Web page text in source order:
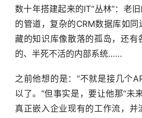
数十年搭建起来的IT“丛林”：老
的管道，复杂的CRM数据库如同
藏的知识库像散落的孤岛，还有
的、半死不活的内部系统……
之前他想的是：“不就是接几个
以了。”但事实是，要让他那“未
真正嵌入企业现有的工作流，并